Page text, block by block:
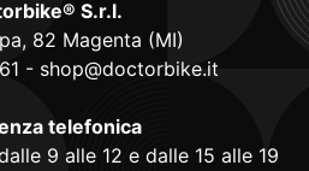
S.r.l.
82 Magenta (MI)
- shop@doctorbike.it
telefonica
9 alle 12 e dalle 15 alle 19